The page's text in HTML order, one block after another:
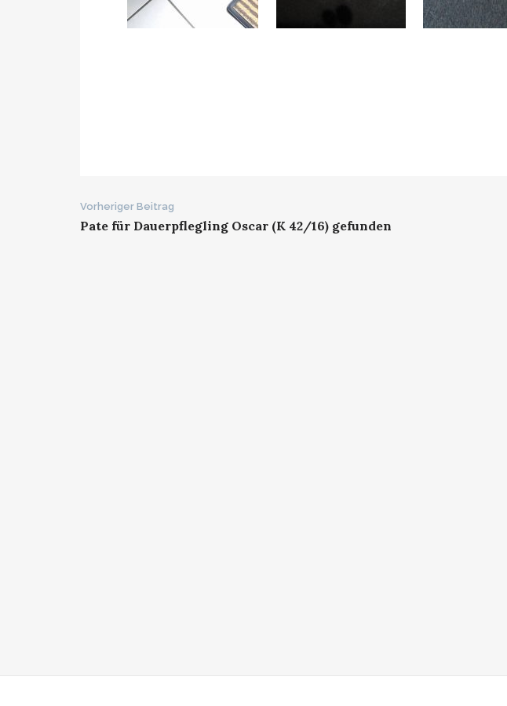
Beitrags-
Navigation
Vorheriger Beitrag
Pate für Dauerpflegling Oscar (K 42/16) gefunden